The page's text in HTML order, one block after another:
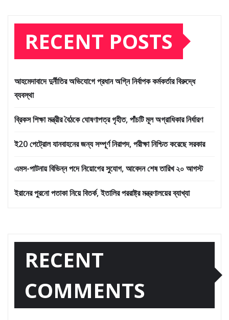
RECENT POSTS
আহমেদাবাদে দুর্নীতির অভিযোগে প্রধান অগ্নি নির্বাপক কর্মকর্তার বিরুদ্ধে
ব্যবস্থা
ব্রিকস শিক্ষা মন্ত্রীর বৈঠকে ঘোষণাপত্র গৃহীত, পাঁচটি মূল অগ্রাধিকার নির্ধারণ
ই20 পেট্রোল যানবাহনের জন্য সম্পূর্ণ নিরাপদ, পরীক্ষা নিশ্চিত করেছে সরকার
এমস-পাটনায় বিভিন্ন পদে নিয়োগের সুযোগ, আবেদন শেষ তারিখ ২০ আগস্ট
ইরানের পুরনো পতাকা নিয়ে বিতর্ক, ইতালির পররাষ্ট্র মন্ত্রণালয়ের ব্যাখ্যা
RECENT
COMMENTS